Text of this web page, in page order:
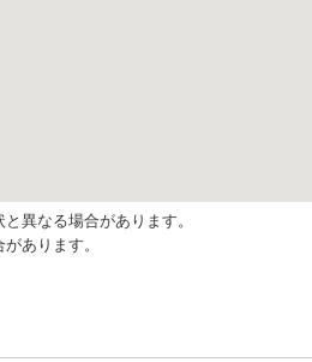
異なる場合があります。
あります。